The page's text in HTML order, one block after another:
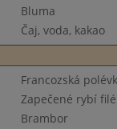
Bluma
Čaj, voda, kakao
Francozská
Zapečené rybí
Brambor